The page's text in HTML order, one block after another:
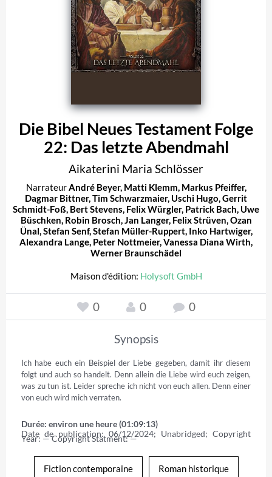
Die Bibel Neues Testament Folge
22: Das letzte Abendmahl
Aikaterini Maria Schlösser
NarrateurAndré Beyer, Matti Klemm, Markus Pfeiffer,
Dagmar Bittner,Tim Schwarzmaier, Uschi Hugo,Gerrit
Schmidt-Foß, Bert Stevens, Felix Würgler, Patrick Bach, Uwe
Büschken, Robin Brosch,Jan Langer, Felix Strüven,Ozan
Ünal,Stefan Senf,Stefan Müller-Ruppert, Inko Hartwiger,
Alexandra Lange, Peter Nottmeier,Vanessa Diana Wirth,
Werner Braunschädel
Maison d'édition: Holysoft GmbH
0 0 0
Synopsis
Ich habe euch ein Beispiel der Liebe gegeben, damit ihr diesem
folgt und auch so handelt. Denn allein die Liebe wird euch zeigen,
was zu tun ist. Leider spreche ich nicht von euch allen. Denn einer
von euch wird mich verraten.
Durée: environ une heure (01:09:13)
Date de publication: 06/12/2024; Unabridged; Copyright
Year: — Copyright Statment: —
Fiction contemporaine Roman historique